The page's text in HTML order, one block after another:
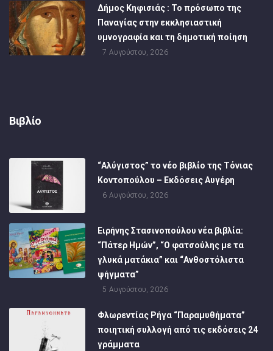
Δήμος Κηφισιάς : Το πρόσωπο της
Παναγίας στην εκκλησιαστική
υμνογραφία και τη δημοτική ποίηση
7 Αυγούστου, 2026
Βιβλίο
“Αλύγιστος” το νέο βιβλίο της Τόνιας
Κοντοπούλου – Εκδόσεις Αυγέρη
6 Αυγούστου, 2026
Ειρήνης Στασινοπούλου νέα βιβλία:
“Πάτερ Ημών”, “Ο φατσούλης με τα
γλυκά ματάκια” και “Ανθοστόλιστα
ψήγματα”
5 Αυγούστου, 2026
Φλωρεντίας Ρήγα “Παραμυθήματα”
ποιητική συλλογή από τις εκδόσεις 24
γράμματα